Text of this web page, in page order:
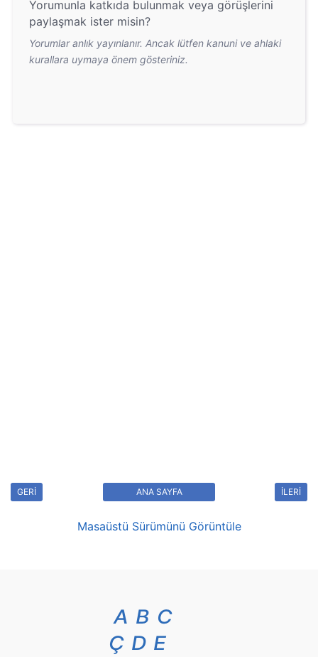
Yorumunla katkıda bulunmak veya görüşlerini
paylaşmak ister misin?
Yorumlar anlık yayınlanır. Ancak lütfen kanuni ve ahlaki
kurallara uymaya önem gösteriniz.
GERİ İLERİ
ANA SAYFA
Masaüstü Sürümünü Görüntüle
A B C
Ç D E